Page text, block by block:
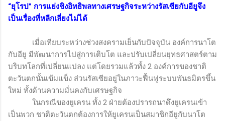
“ยุโรป” การแย่งชิงอิทธิพลทางเศรษฐกิจระหว่างรัสเซียกับอียูจึง
เป็นเรื่องที่หลีกเลี่ยงไม่ได้
เมื่อเทียบระหว่างช่วงสงครามเย็นกับปัจจุบัน องค์การนาโต
กับอียู มีพัฒนาการไปสู่การเติบโต และปรับเปลี่ยนยุทธศาสตร์ตาม
บริบทโลกที่เปลี่ยนแปลง แต่โดยรวมแล้วทั้ง 2 องค์การของชาติ
ตะวันตกนั้นเข้มแข็ง ส่วนรัสเซียอยู่ในภาวะฟื้นฟูระบบพันธมิตรขึ้น
ใหม่ ทั้งด้านความมั่นคงกับเศรษฐกิจ
ในกรณีของยูเครน ทั้ง 2 ฝ่ายต้องปรารถนาดึงยูเครนเข้า
เป็นพวก ชาติตะวันตกต้องการให้ยูเครนเป็นสมาชิกอียูกับนาโต